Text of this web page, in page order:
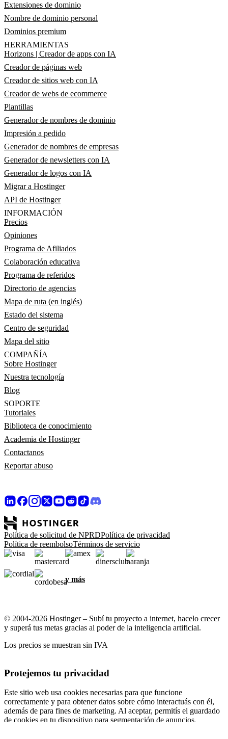
Extensiones de dominio
Nombre de dominio personal
Dominios premium
HERRAMIENTAS
Horizons | Creador de apps con IA
Creador de páginas web
Creador de sitios web con IA
Creador de webs de ecommerce
Plantillas
Generador de nombres de dominio
Impresión a pedido
Generador de nombres de empresas
Generador de newsletters con IA
Generador de logos con IA
Migrar a Hostinger
API de Hostinger
INFORMACIÓN
Precios
Opiniones
Programa de Afiliados
Colaboración educativa
Programa de referidos
Directorio de agencias
Mapa de ruta (en inglés)
Estado del sistema
Centro de seguridad
Mapa del sitio
COMPAÑÍA
Sobre Hostinger
Nuestra tecnología
Blog
SOPORTE
Tutoriales
Biblioteca de conocimiento
Academia de Hostinger
Contactanos
Reportar abuso
Política de solicitud de NPRDPolítica de privacidad
Política de reembolsoTérminos de servicio
y más
© 2004-2026 Hostinger – Subí tu proyecto a internet, hacelo crecer
y superá tus metas gracias al poder de la inteligencia artificial.
Los precios se muestran sin IVA
Protejemos tu privacidad
Este sitio web usa cookies necesarias para que funcione
correctamente y para obtener datos sobre cómo interactuás con él,
además de para fines de marketing. Al aceptar, permitís el guardado
de cookies en tu dispositivo para segmentación de anuncios,